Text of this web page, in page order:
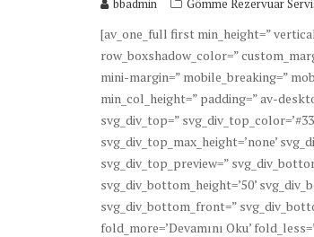
bbadmin Gömme Rezervuar
[av_one_full first min_height=”
row_boxshadow_color=”
mini-margin=” mobile_breaking=”
min_col_height=” padding=” av-
svg_div_top=”
svg_div_top_max_height=’none’
svg_div_top_preview=”
svg_div_bottom_height=’50’
svg_div_bottom_front=”
fold_more=’Devamını Oku’